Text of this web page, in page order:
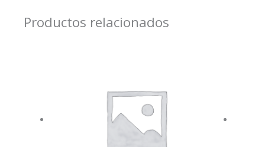
Productos relacionados